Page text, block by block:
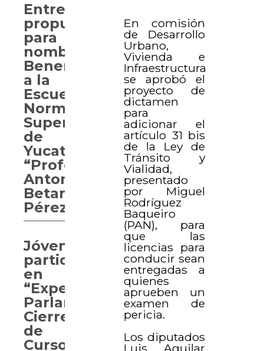
En comisión
de Desarrollo
Urbano,
Vivienda e
Infraestructura
se aprobó el
proyecto de
dictamen
para
adicionar el
artículo 31 bis
de la Ley de
Tránsito y
Vialidad,
presentado
por Miguel
Rodríguez
Baqueiro
(PAN), para
que las
licencias para
conducir sean
entregadas a
quienes
aprueben un
examen de
pericia.
Los diputados
Entregan
propuesta
para
nombrar
Benemérita
a la
Escuela
Normal
Superior
de
Yucatán
“Profesor
Antonio
Betancourt
Pérez”
Jóvenes
participan
en
“Experiencia
Parlamentaria.
Cierre
de
Curso